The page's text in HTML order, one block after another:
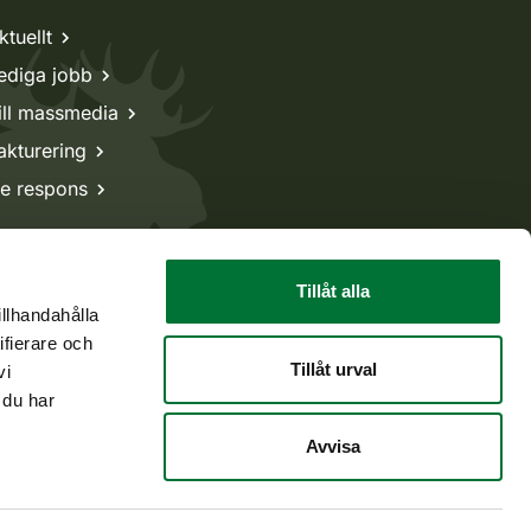
och
har
Tillåt alla
Tillåt urval
Avvisa
jobb
massmedia
respons